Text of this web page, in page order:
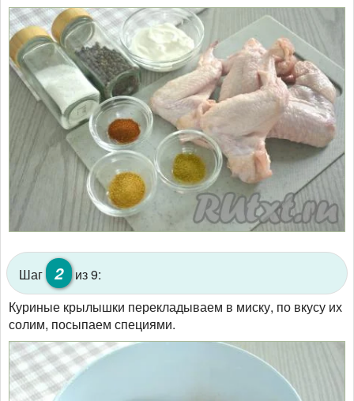
Шаг 2
из 9:
Куриные крылышки перекладываем в миску, по вкусу их
солим, посыпаем специями.